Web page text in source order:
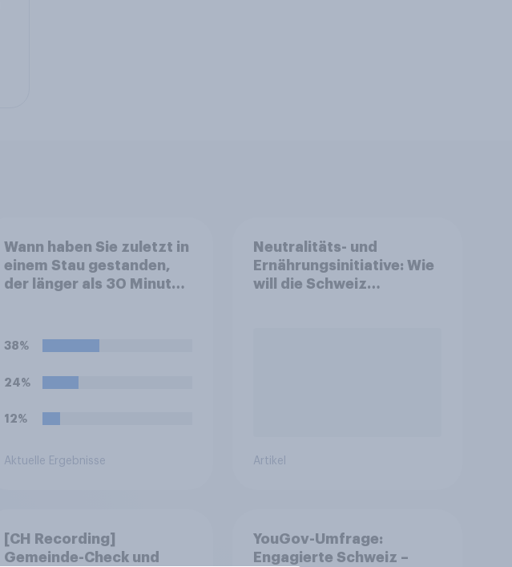
Wann haben Sie zuletzt in
einem Stau gestanden,
der länger als 30 Minuten
38%
24%
12%
Aktuelle Ergebnisse
Neutralitäts- und
Ernährungsinitiative: Wie
will die Schweiz
Artikel
[CH Recording]
Gemeinde-Check und
YouGov-Umfrage:
Engagierte Schweiz –